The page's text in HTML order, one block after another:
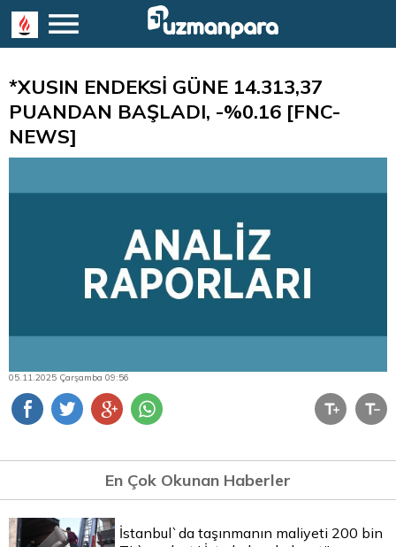
*XUSIN ENDEKSİ GÜNE 14.313,37
PUANDAN BAŞLADI, -%0.16 [FNC-
NEWS]
05.11.2025 Çarşamba 09:56
En Çok Okunan Haberler
İstanbul`da taşınmanın maliyeti 200 bin